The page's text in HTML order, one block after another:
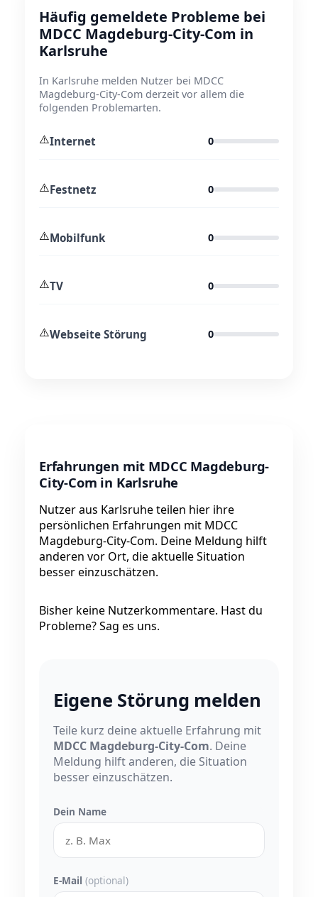
Häufig gemeldete Probleme bei
MDCC Magdeburg-City-Com in
Karlsruhe
In Karlsruhe melden Nutzer bei MDCC
Magdeburg-City-Com derzeit vor allem die
folgenden Problemarten.
⚠️Internet 0
⚠️Festnetz 0
⚠️Mobilfunk 0
⚠️TV 0
⚠️Webseite Störung 0
Erfahrungen mit MDCC Magdeburg-
City-Com in Karlsruhe
Nutzer aus Karlsruhe teilen hier ihre
persönlichen Erfahrungen mit MDCC
Magdeburg-City-Com. Deine Meldung hilft
anderen vor Ort, die aktuelle Situation
besser einzuschätzen.
Bisher keine Nutzerkommentare. Hast du
Probleme? Sag es uns.
Eigene Störung melden
Teile kurz deine aktuelle Erfahrung mit
MDCC Magdeburg-City-Com. Deine
Meldung hilft anderen, die Situation
besser einzuschätzen.
Dein Name
E-Mail (optional)